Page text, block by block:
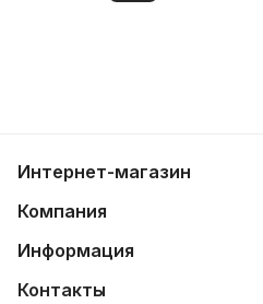
Интернет-магазин
Компания
Информация
Контакты